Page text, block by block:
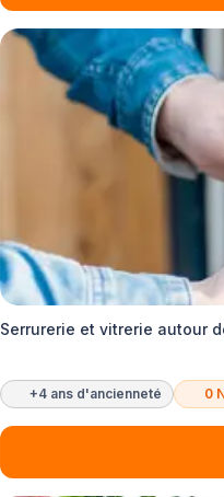
Serrurerie et vitrerie autour
+4 ans d'ancienneté 0